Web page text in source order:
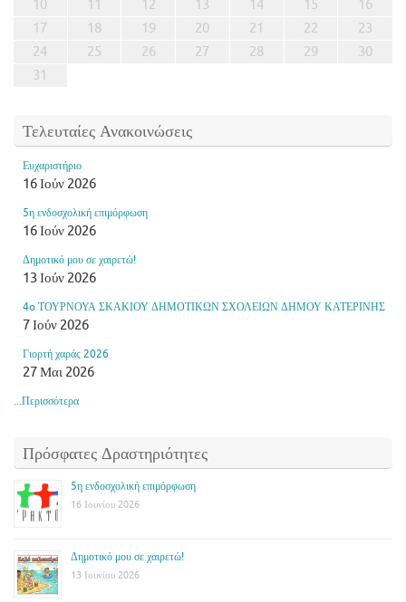
10
11 12 13 14 15
16
17
18 19 20 21 22
23
24
25 26 27 28 29
30
31
Τελευταίες Ανακοινώσεις
Ευχαριστήριο
16 Ιούν 2026
5η ενδοσχολική επιμόρφωση
16 Ιούν 2026
Δημοτικό μου σε χαιρετώ!
13 Ιούν 2026
4o ΤΟΥΡΝΟΥΑ ΣΚΑΚΙΟΥ ΔΗΜΟΤΙΚΩΝ ΣΧΟΛΕΙΩΝ ΔΗΜΟΥ ΚΑΤΕΡΙΝΗΣ
7 Ιούν 2026
Γιορτή χαράς 2026
27 Μαι 2026
...Περισσότερα
Πρόσφατες Δραστηριότητες
5η ενδοσχολική επιμόρφωση
16 Ιουνίου 2026
Δημοτικό μου σε χαιρετώ!
13 Ιουνίου 2026